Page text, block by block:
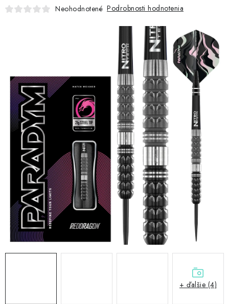
NÁSADKY
PRÍSLUŠENSTVO
OBLEČENIE
HRÁČI
ZĽAVY
TERČE A ŠÍPKY
DARČEKOVÉ POUKAZY
Neohodnotené Podrobnosti hodnotenia
+ ďalšie (4)